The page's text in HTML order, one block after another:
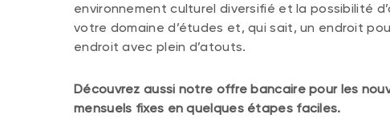
environnement culturel diversifié et la possibilité
votre domaine d’études et, qui sait, un endroit
endroit avec plein d’atouts.
Découvrez aussi notre offre bancaire pour les
mensuels fixes en quelques étapes faciles.